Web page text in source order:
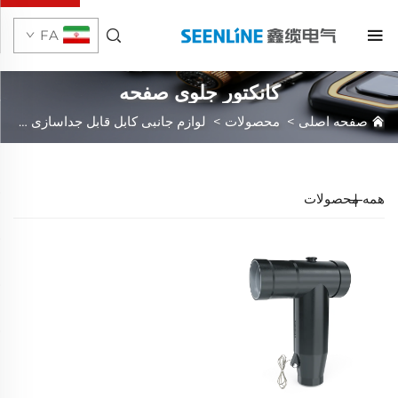
FA
کانکتور جلوی صفحه
صفحه اصلی > محصولات > لوازم جانبی کابل قابل جداسازی
همه محصولات